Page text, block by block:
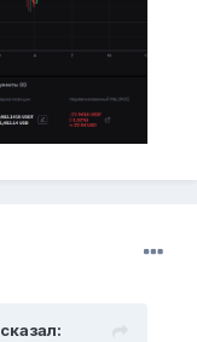
сказал: